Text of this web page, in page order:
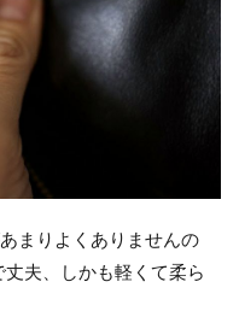
まりよくありませんの
夫、しかも軽くて柔ら